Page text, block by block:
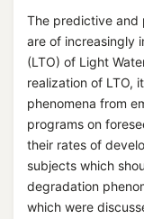
The predictive and
are of increasingly
(LTO) of Light
realization of LTO,
phenomena from
programs on
their rates of
subjects which
degradation
which were